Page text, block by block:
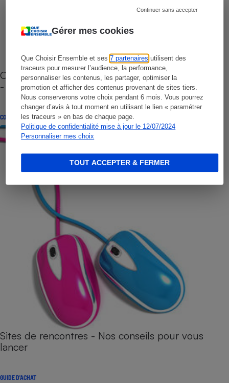
Gérer mes cookies
Que Choisir Ensemble et ses7 partenaires utilisent des
traceurs pour mesurer l’audience, la performance,
personnaliser les contenus, les partager, optimiser la
promotion et afficher des contenus provenant de sites tiers.
Nous conserverons votre choix pendant 6 mois. Vous pourrez
changer d’avis à tout moment en utilisant le lien « paramétrer
les traceurs » en bas de chaque page.
Politique de confidentialité mise à jour le 12/07/2024
Personnaliser mes choix
Continuer sans accepter
TOUT ACCEPTER & FERMER
Cafetière à capsules zéro déchet CoffeeB (vidéo)
- Premières impressions
CONSEILS
Sites de rencontres - Nos conseils pour vous
lancer
GUIDE D'ACHAT